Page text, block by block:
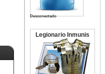
Desconectado
Legionario Inmunis